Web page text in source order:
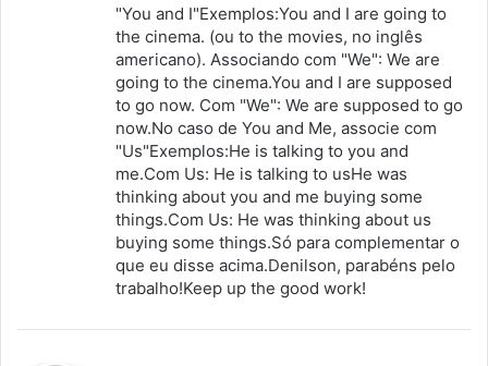
e
:
"You and I"Exemplos:You and I are going to
the cinema. (ou to the movies, no inglês
americano). Associando com "We": We are
going to the cinema.You and I are supposed
to go now. Com "We": We are supposed to go
now.No caso de You and Me, associe com
"Us"Exemplos:He is talking to you and
me.Com Us: He is talking to usHe was
thinking about you and me buying some
things.Com Us: He was thinking about us
buying some things.Só para complementar o
que eu disse acima.Denilson, parabéns pelo
trabalho!Keep up the good work!